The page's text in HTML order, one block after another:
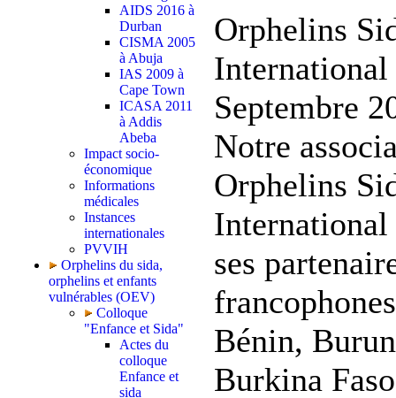
AIDS 2016 à
Durban
CISMA 2005
à Abuja
IAS 2009 à
Cape Town
ICASA 2011
à Addis
Abeba
Impact socio-
économique
Informations
médicales
Instances
internationales
PVVIH
Orphelins du sida,
orphelins et enfants
vulnérables (OEV)
Colloque
"Enfance et Sida"
Actes du
colloque
Enfance et
sida
Orphelins
Septembre
Notre
Orphelins
ses
Bénin,
Burkina